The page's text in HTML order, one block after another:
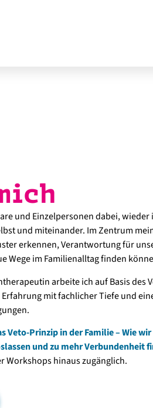
und Einzelpersonen dabei,
und miteinander. Im Zentrum
erkennen, Verantwortung für
Wege im Familienalltag finden
arbeite ich auf Basis des
mit fachlicher Tiefe und
Veto-Prinzip in der Familie – Wie
und zu mehr Verbundenheit
Workshops hinaus zugänglich.